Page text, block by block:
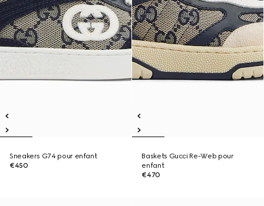
Sneakers G74 pour enfant
€450
Baskets Gucci Re-Web pour
enfant
€470